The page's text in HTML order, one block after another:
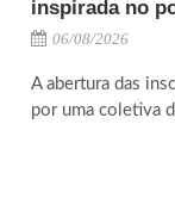
inspirada no
06/08/2026
A abertura das
por uma coletiva